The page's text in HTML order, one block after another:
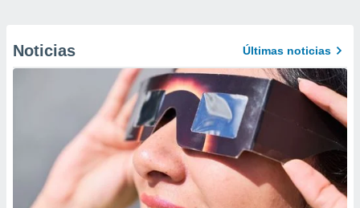
Noticias Últimas noticias